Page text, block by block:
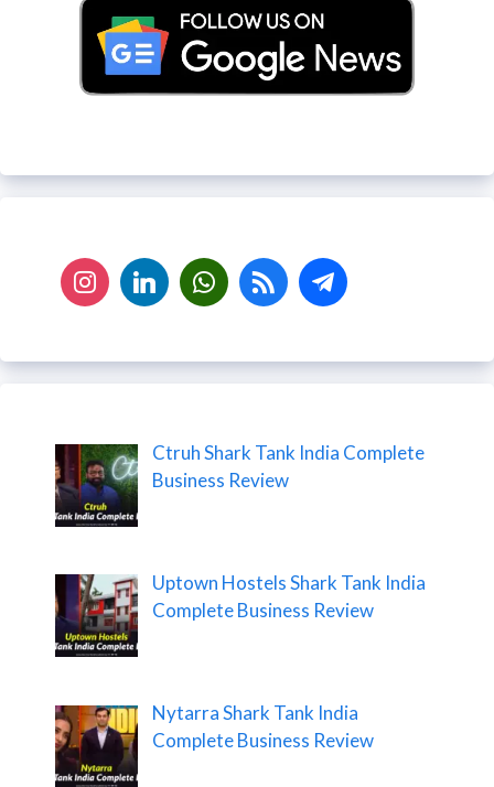
Ctruh Shark Tank India Complete
Business Review
Uptown Hostels Shark Tank India
Complete Business Review
Nytarra Shark Tank India
Complete Business Review